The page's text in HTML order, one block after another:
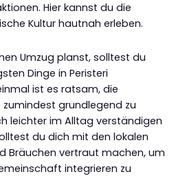
Hier kannst du die
Kultur hautnah erleben.
Umzug planst, solltest du
Dinge in Peristeri
ist es ratsam, die
grundlegend zu
leichter im Alltag verständigen
du dich mit den lokalen
Bräuchen vertraut machen, um
integrieren zu